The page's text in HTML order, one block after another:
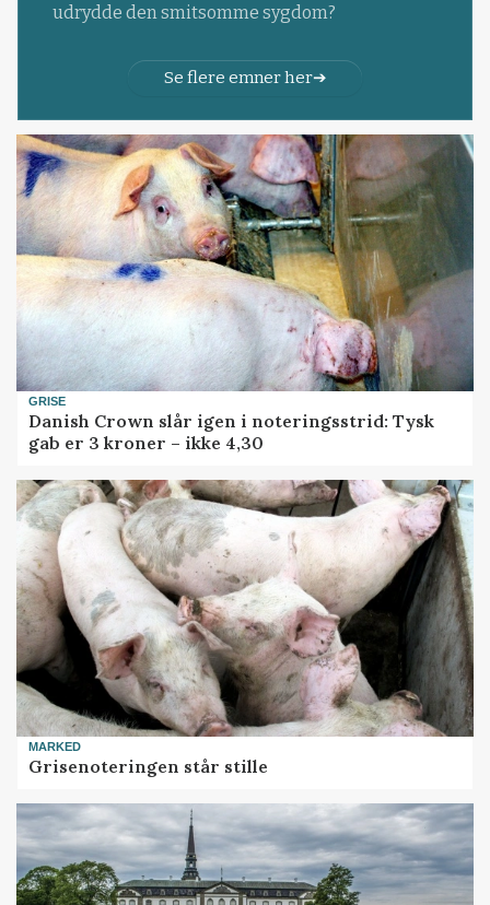
udrydde den smitsomme sygdom?
Se flere emner her
GRISE
Danish Crown slår igen i noteringsstrid: Tysk
gab er 3 kroner – ikke 4,30
MARKED
Grisenoteringen står stille